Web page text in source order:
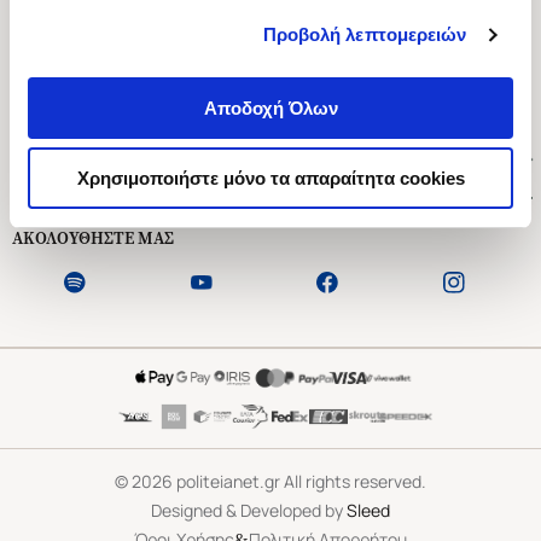
Προβολή λεπτομερειών
Αποδοχή Όλων
Χρησιμοποιήστε μόνο τα απαραίτητα cookies
Ασκληπιού 1-3, Αθήνα 106 79
Δευτέρα - Παρασκευή 09:00-21:00
Εξυπηρέτηση Πελατών
ΑΚΟΛΟΥΘΗΣΤΕ ΜΑΣ
©2026 politeianet.gr All rights reserved.
Designed & Developed bySleed